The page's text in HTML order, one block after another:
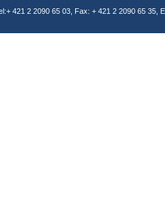
421 2 2090 65 03, Fax: + 421 2 2090 65 35,